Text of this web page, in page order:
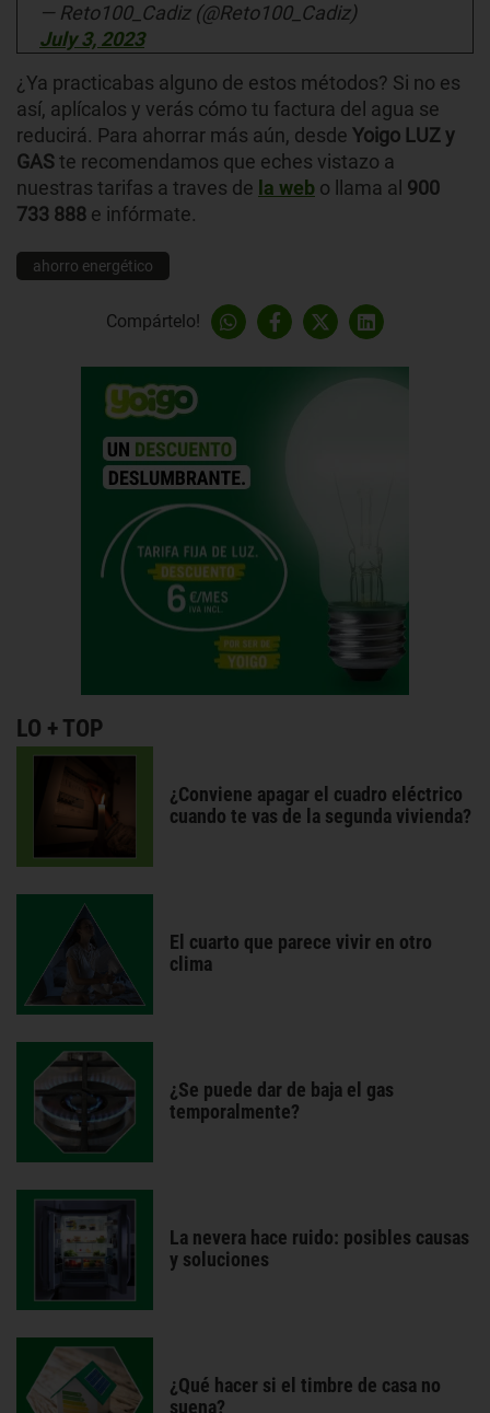
— Reto100_Cadiz (@Reto100_Cadiz)
July 3, 2023
¿Ya practicabas alguno de estos métodos? Si no es
así, aplícalos y verás cómo tu factura del agua se
reducirá. Para ahorrar más aún, desde Yoigo LUZ y
GASte recomendamos que eches vistazo a
nuestras tarifas a traves de la web o llama al 900
733 888 e infórmate.
ahorro energético
Compártelo!
LO + TOP
¿Conviene apagar el cuadro eléctrico
cuando te vas de la segunda vivienda?
El cuarto que parece vivir en otro
clima
¿Se puede dar de baja el gas
temporalmente?
La nevera hace ruido: posibles causas
y soluciones
¿Qué hacer si el timbre de casa no
suena?